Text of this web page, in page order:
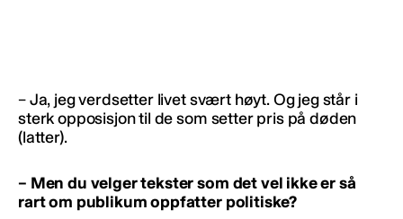
– Ja, jeg verdsetter livet svært høyt. Og jeg står i
sterk opposisjon til de som setter pris på døden
(latter).
– Men du velger tekster som det vel ikke er så
rart om publikum oppfatter politiske?